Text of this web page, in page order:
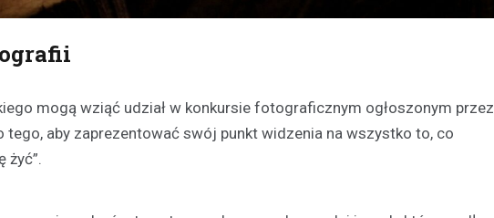
mogą wziąć udział w konkursie fotograficznym ogłoszonym przez
tego, aby zaprezentować swój punkt widzenia na wszystko to, co
żyć”.